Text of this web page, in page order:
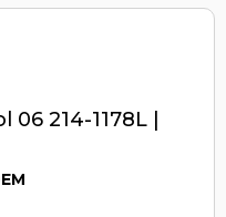
214-1178L |